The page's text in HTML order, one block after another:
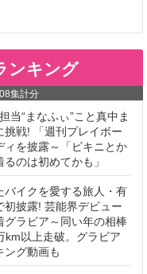
ンキング
集計分
当“まなふぃ”こと真中ま
挑戦! 「週刊プレイボー
ィを披露～「ビキニとか
のは初めてかも」
バイクを愛する旅人・有
披露! 芸能界デビュー
ラビア～同い年の相棒
km以上走破。グラビア
ング動画も